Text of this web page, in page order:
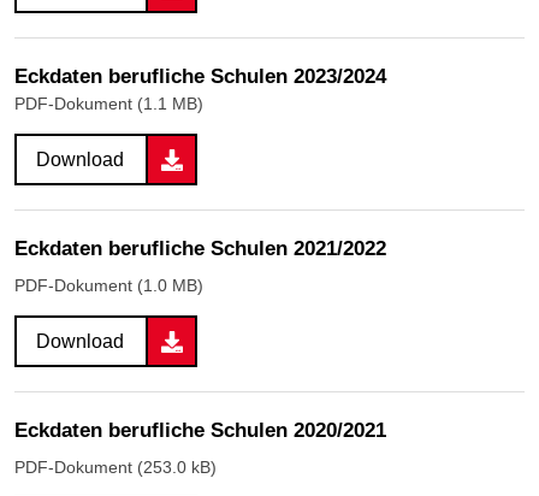
Eckdaten berufliche Schulen 2023/2024
PDF-Dokument (1.1 MB)
Download
Eckdaten berufliche Schulen 2021/2022
PDF-Dokument (1.0 MB)
Download
Eckdaten berufliche Schulen 2020/2021
PDF-Dokument (253.0 kB)